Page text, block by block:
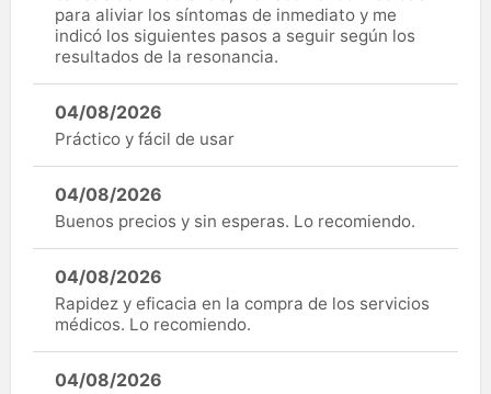
para aliviar los síntomas de inmediato y me
indicó los siguientes pasos a seguir según los
resultados de la resonancia.
04/08/2026
Práctico y fácil de usar
04/08/2026
Buenos precios y sin esperas. Lo recomiendo.
04/08/2026
Rapidez y eficacia en la compra de los servicios
médicos. Lo recomiendo.
04/08/2026